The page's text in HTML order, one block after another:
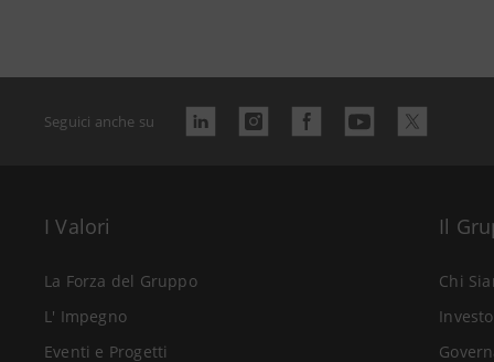
Seguici anche su
I Valori
La Forza del Gruppo
L' Impegno
Eventi e Progetti
Il
Chi